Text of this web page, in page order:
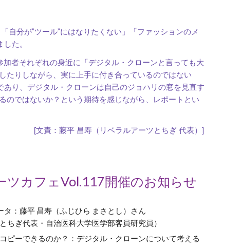
自分が”ツール”にはなりたくない」「ファッションのメ
た。
者それぞれの身近に「デジタル・クローンと言っても大
たりしながら、実に上手に付き合っているのではない
り、デジタル・クローンは自己のジョハリの窓を見直す
のではないか？という期待を感じながら、レポートとい
[文責：藤平 昌寿（リベラルアーツとちぎ 代表）]
ツカフェVol.117開催のお知らせ
タ：藤平 昌寿（ふじひら まさとし）さん
ちぎ代表・自治医科大学医学部客員研究員）
ピーできるのか？：デジタル・クローンについて考える